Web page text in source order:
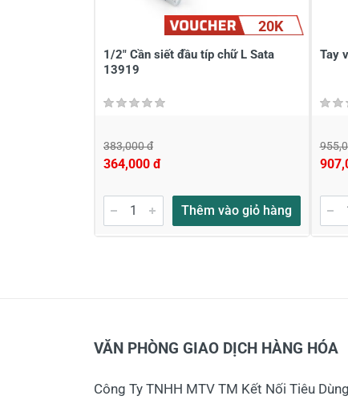
20K
1/2" Cần siết đầu típ chữ L Sata
13919
383,000 đ
364,000 đ
Thêm vào giỏ hàng
Tay
VĂN PHÒNG GIAO DỊCH HÀNG HÓA
Công Ty TNHH MTV TM Kết Nối Tiêu Dùng